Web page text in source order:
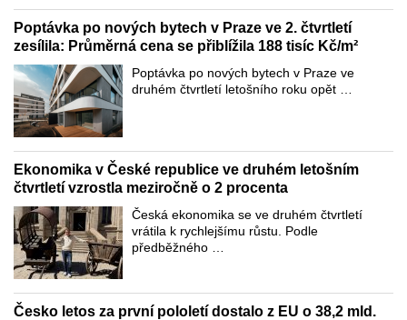
Poptávka po nových bytech v Praze ve 2. čtvrtletí
zesílila: Průměrná cena se přiblížila 188 tisíc Kč/m²
Poptávka po nových bytech v Praze ve
druhém čtvrtletí letošního roku opět …
Ekonomika v České republice ve druhém letošním
čtvrtletí vzrostla meziročně o 2 procenta
Česká ekonomika se ve druhém čtvrtletí
vrátila k rychlejšímu růstu. Podle
předběžného …
Česko letos za první pololetí dostalo z EU o 38,2 mld.